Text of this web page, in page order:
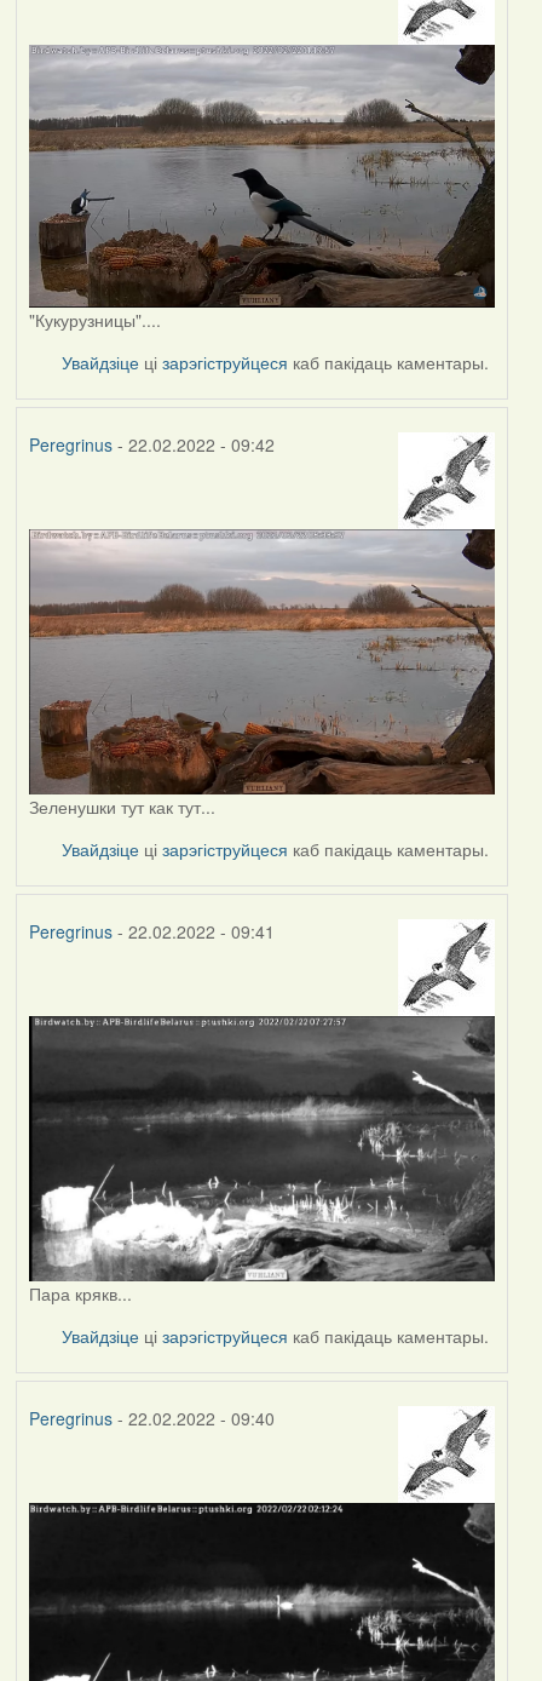
"Кукурузницы"....
Увайдзіце цізарэгіструйцеся каб пакідаць каментары.
Peregrinus- 22.02.2022 - 09:42
Зеленушки тут как тут...
Увайдзіце цізарэгіструйцеся каб пакідаць каментары.
Peregrinus- 22.02.2022 - 09:41
Пара крякв...
Увайдзіце цізарэгіструйцеся каб пакідаць каментары.
Peregrinus- 22.02.2022 - 09:40